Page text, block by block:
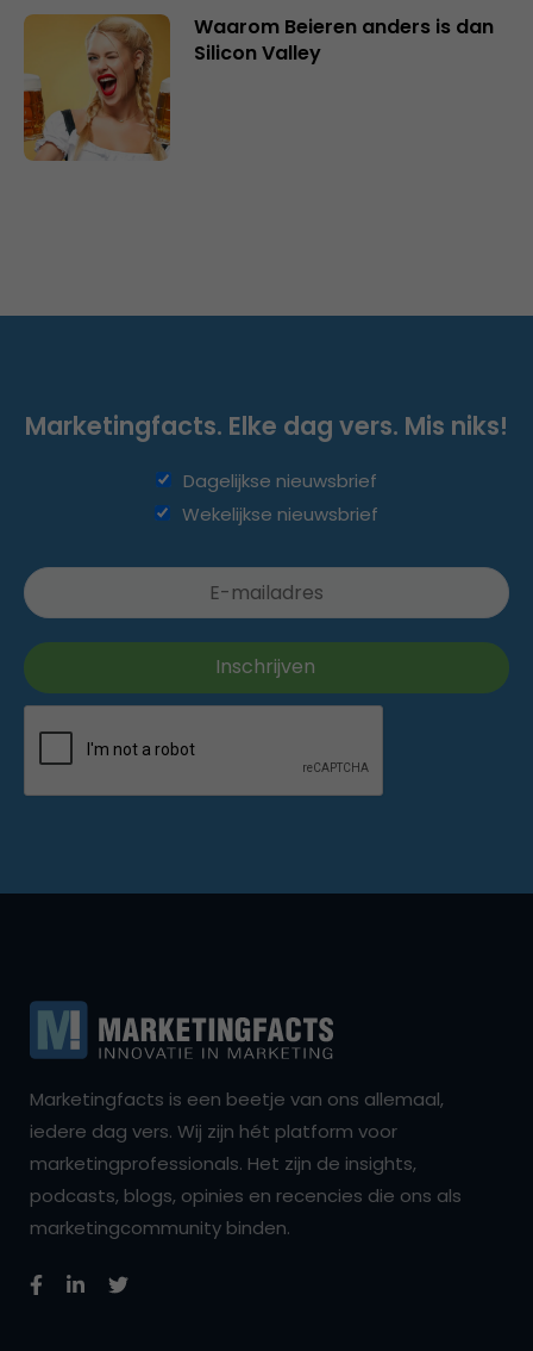
Waarom Beieren anders is dan
Silicon Valley
Marketingfacts. Elke dag vers. Mis niks!
Dagelijkse nieuwsbrief
Wekelijkse nieuwsbrief
Marketingfacts is een beetje van ons allemaal,
iedere dag vers. Wij zijn hét platform voor
marketingprofessionals. Het zijn de insights,
podcasts, blogs, opinies en recencies die ons als
marketingcommunity binden.